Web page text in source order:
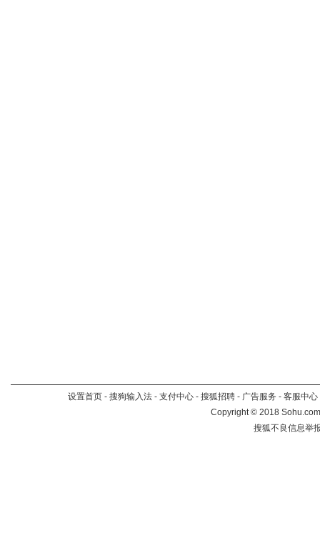
设置首页 - 搜狗输入法 - 支付中心 - 搜狐招聘 - 广告服务 - 客服中心
Copyright©2018
搜狐不良信息举